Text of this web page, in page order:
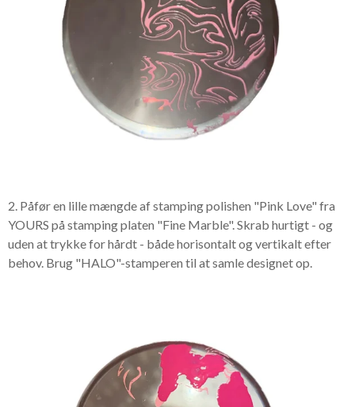
2. Påfør en lille mængde af stamping polishen "Pink Love" fra
YOURS på stamping platen "Fine Marble". Skrab hurtigt - og
uden at trykke for hårdt - både horisontalt og vertikalt efter
behov. Brug "HALO"-stamperen til at samle designet op.